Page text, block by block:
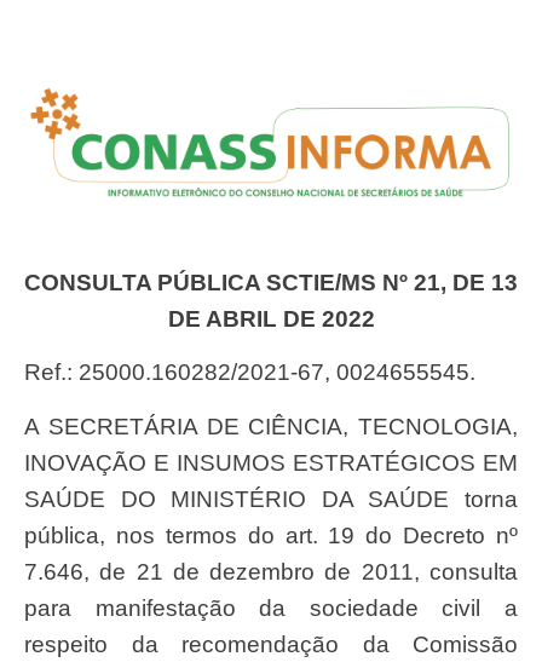
CONSULTA PÚBLICA SCTIE/MS Nº 21, DE 13
DE ABRIL DE 2022
Ref.: 25000.160282/2021-67, 0024655545.
A SECRETÁRIA DE CIÊNCIA, TECNOLOGIA,
INOVAÇÃO E INSUMOS ESTRATÉGICOS EM
SAÚDE DO MINISTÉRIO DA SAÚDE torna
pública, nos termos do art. 19 do Decreto nº
7.646, de 21 de dezembro de 2011, consulta
para manifestação da sociedade civil a
respeito da recomendação da Comissão